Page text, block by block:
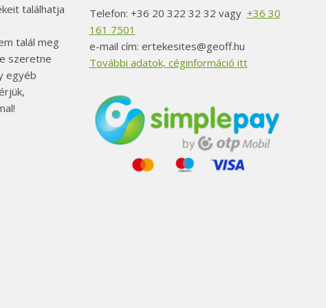
találhatja
talál meg
szeretne
egyéb
Telefon: +36 20 322 32 32 vagy +36 30
161 7501
e-mail cím: ertekesites@geoff.hu
További adatok, céginformáció itt